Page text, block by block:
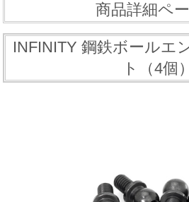
商品詳細ペ
INFINITY 鋼鉄ボールエ
ト（4個）